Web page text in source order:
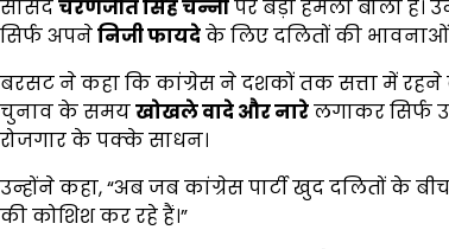
सांसदचरणजीत सिंह चन्नीपर बड़ा हमला बोला है।
सिर्फ अपनेनिजी फायदेके लिए दलितों की
बरसट ने कहा कि कांग्रेस ने दशकों तक सत्ता में रहने
चुनाव के समयखोखले वादे और नारेलगाकर सिर्फ
रोजगार के पक्के साधन।
उन्होंने कहा, “अब जब कांग्रेस पार्टी खुद दलितों के
की कोशिश कर रहे हैं।”